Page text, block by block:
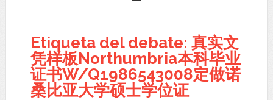
Etiqueta del debate: 真实文
凭样板Northumbria本科毕业
证书W/Q1986543008定做诺
桑比亚大学硕士学位证